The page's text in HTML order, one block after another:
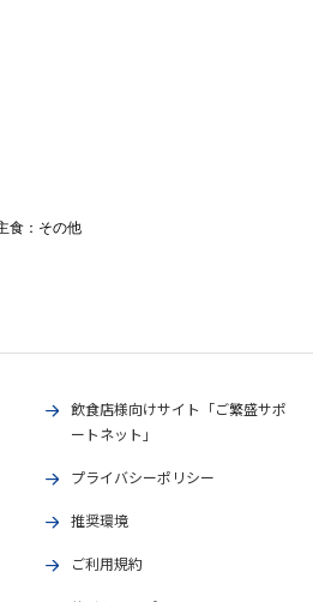
食：その他
飲食店様向けサイト「ご繁盛サポ
ートネット」
プライバシーポリシー
推奨環境
ご利用規約